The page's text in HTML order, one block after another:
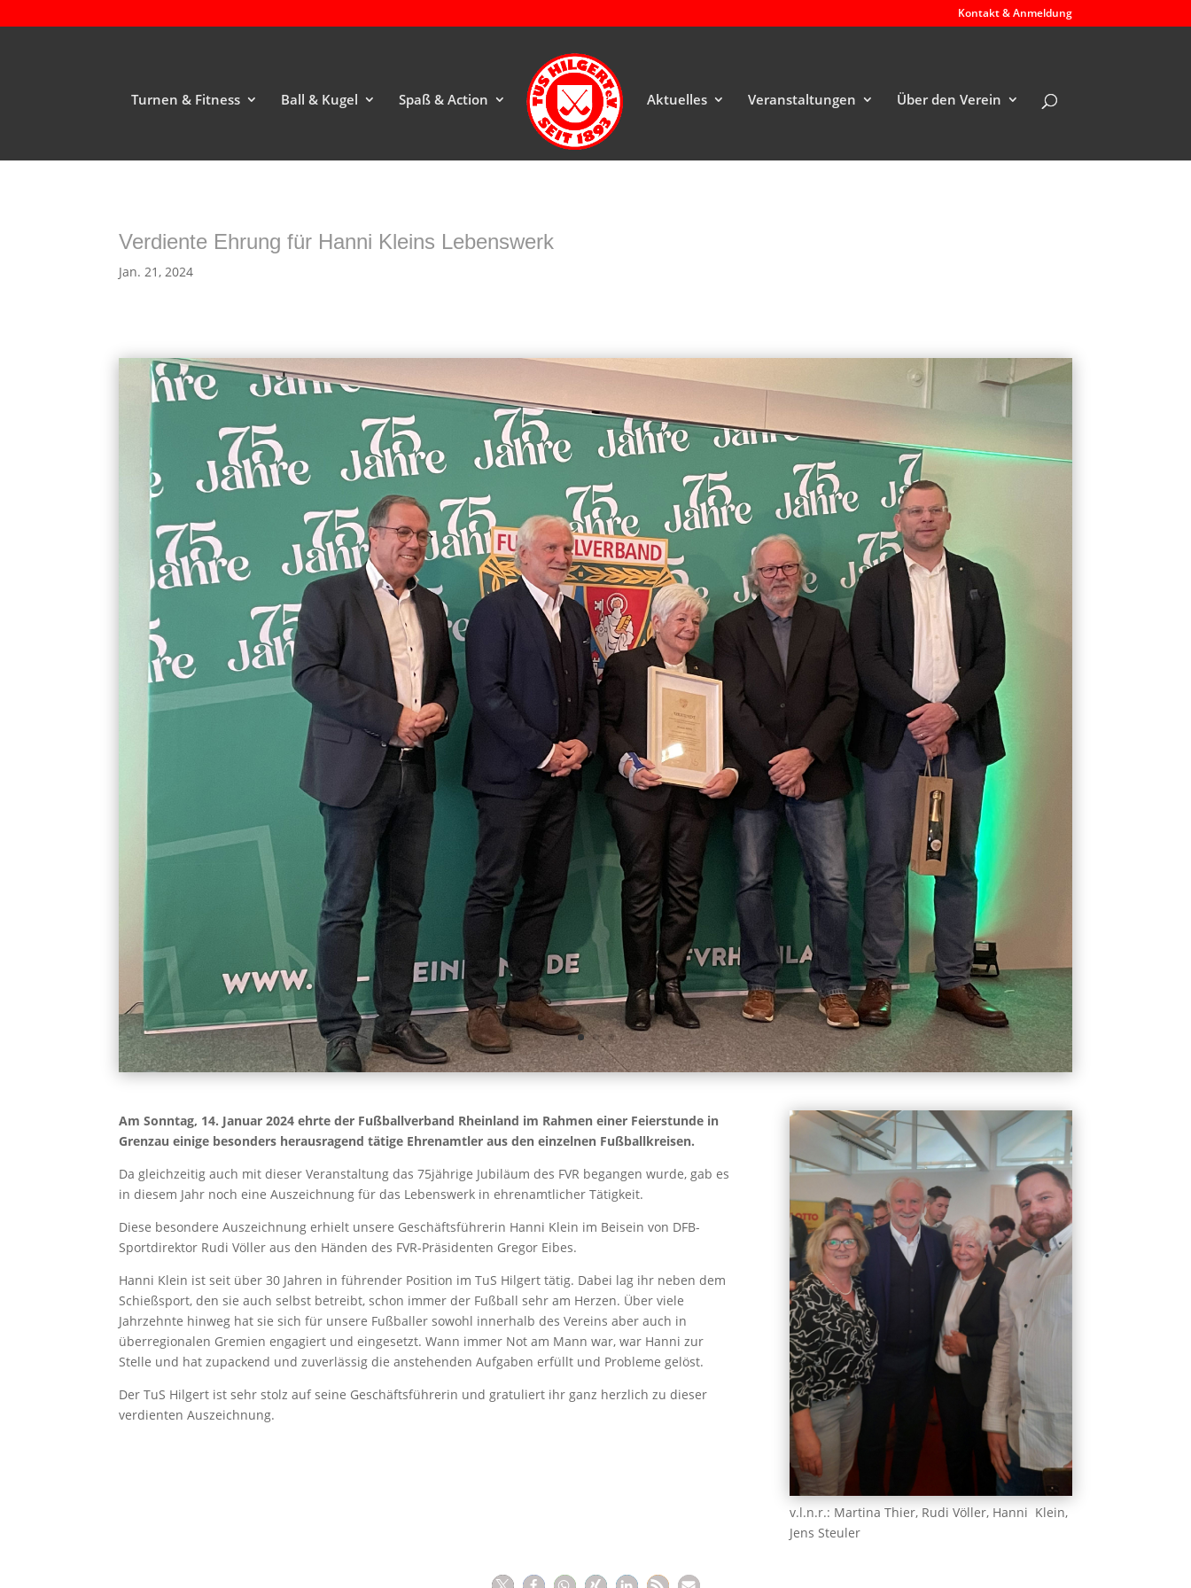
Kontakt & Anmeldung
Turnen & Fitness Ball & Kugel Spaß & Action Aktuelles Veranstaltungen Über den Verein
Verdiente Ehrung für Hanni Kleins Lebenswerk
Jan. 21, 2024
Am Sonntag, 14. Januar 2024 ehrte der Fußballverband Rheinland im Rahmen einer Feierstunde in
Grenzau einige besonders herausragend tätige Ehrenamtler aus den einzelnen Fußballkreisen.
Da gleichzeitig auch mit dieser Veranstaltung das 75jährige Jubiläum des FVR begangen wurde, gab es
in diesem Jahr noch eine Auszeichnung für das Lebenswerk in ehrenamtlicher Tätigkeit.
Diese besondere Auszeichnung erhielt unsere Geschäftsführerin Hanni Klein im Beisein von DFB-
Sportdirektor Rudi Völler aus den Händen des FVR-Präsidenten Gregor Eibes.
Hanni Klein ist seit über 30 Jahren in führender Position im TuS Hilgert tätig. Dabei lag ihr neben dem
Schießsport, den sie auch selbst betreibt, schon immer der Fußball sehr am Herzen. Über viele
Jahrzehnte hinweg hat sie sich für unsere Fußballer sowohl innerhalb des Vereins aber auch in
überregionalen Gremien engagiert und eingesetzt. Wann immer Not am Mann war, war Hanni zur
Stelle und hat zupackend und zuverlässig die anstehenden Aufgaben erfüllt und Probleme gelöst.
Der TuS Hilgert ist sehr stolz auf seine Geschäftsführerin und gratuliert ihr ganz herzlich zu dieser
verdienten Auszeichnung.
v.l.n.r.: Martina Thier, Rudi Völler, Hanni Klein,
Jens Steuler